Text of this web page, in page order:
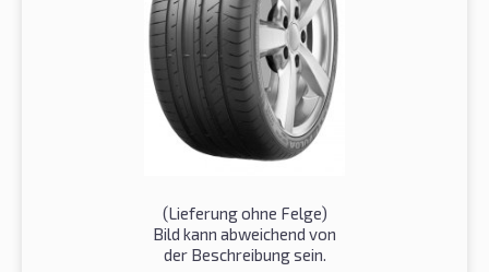
(Lieferung ohne Felge)
Bild kann abweichend von
der Beschreibung sein.